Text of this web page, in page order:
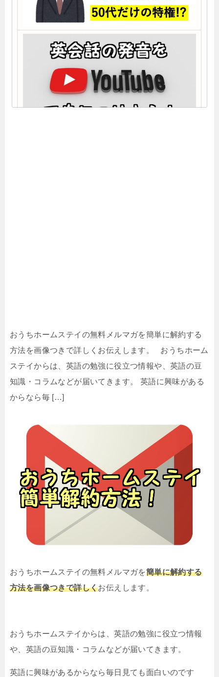
おうちホームステイの無料メルマガを簡単に解約する
方法を画像つきで詳しくお伝えします。 おうちホーム
ステイからは、英語の勉強に役立つ情報や、英語の豆
知識・コラムなどが届いてきます。 英語に興味がある
からなら毎 […]
おうちホームステイの無料メルマガを簡単に解約する
方法を画像つきで詳しくお伝えします。
おうちホームステイからは、英語の勉強に役立つ情報
や、英語の豆知識・コラムなどが届いてきます。
英語に興味があるからなら毎日見ても面白いのです